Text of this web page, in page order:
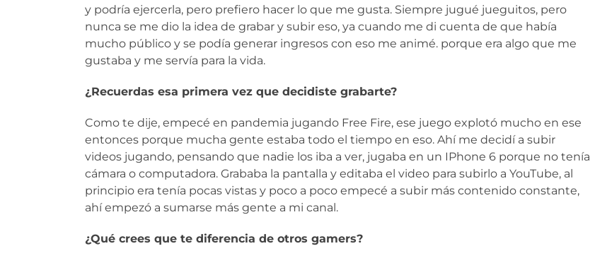
y podría ejercerla, pero prefiero hacer lo que me gusta. Siempre jugué jueguitos, pero
nunca se me dio la idea de grabar y subir eso, ya cuando me di cuenta de que había
mucho público y se podía generar ingresos con eso me animé. porque era algo que me
gustaba y me servía para la vida.
¿Recuerdas esa primera vez que decidiste grabarte?
Como te dije, empecé en pandemia jugando Free Fire, ese juego explotó mucho en ese
entonces porque mucha gente estaba todo el tiempo en eso. Ahí me decidí a subir
videos jugando, pensando que nadie los iba a ver, jugaba en un IPhone 6 porque no tenía
cámara o computadora. Grababa la pantalla y editaba el video para subirlo a YouTube, al
principio era tenía pocas vistas y poco a poco empecé a subir más contenido constante,
ahí empezó a sumarse más gente a mi canal.
¿Qué crees que te diferencia de otros gamers?